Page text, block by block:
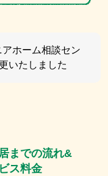
ホーム相談セン
いたしました
までの流れ&
ス料金